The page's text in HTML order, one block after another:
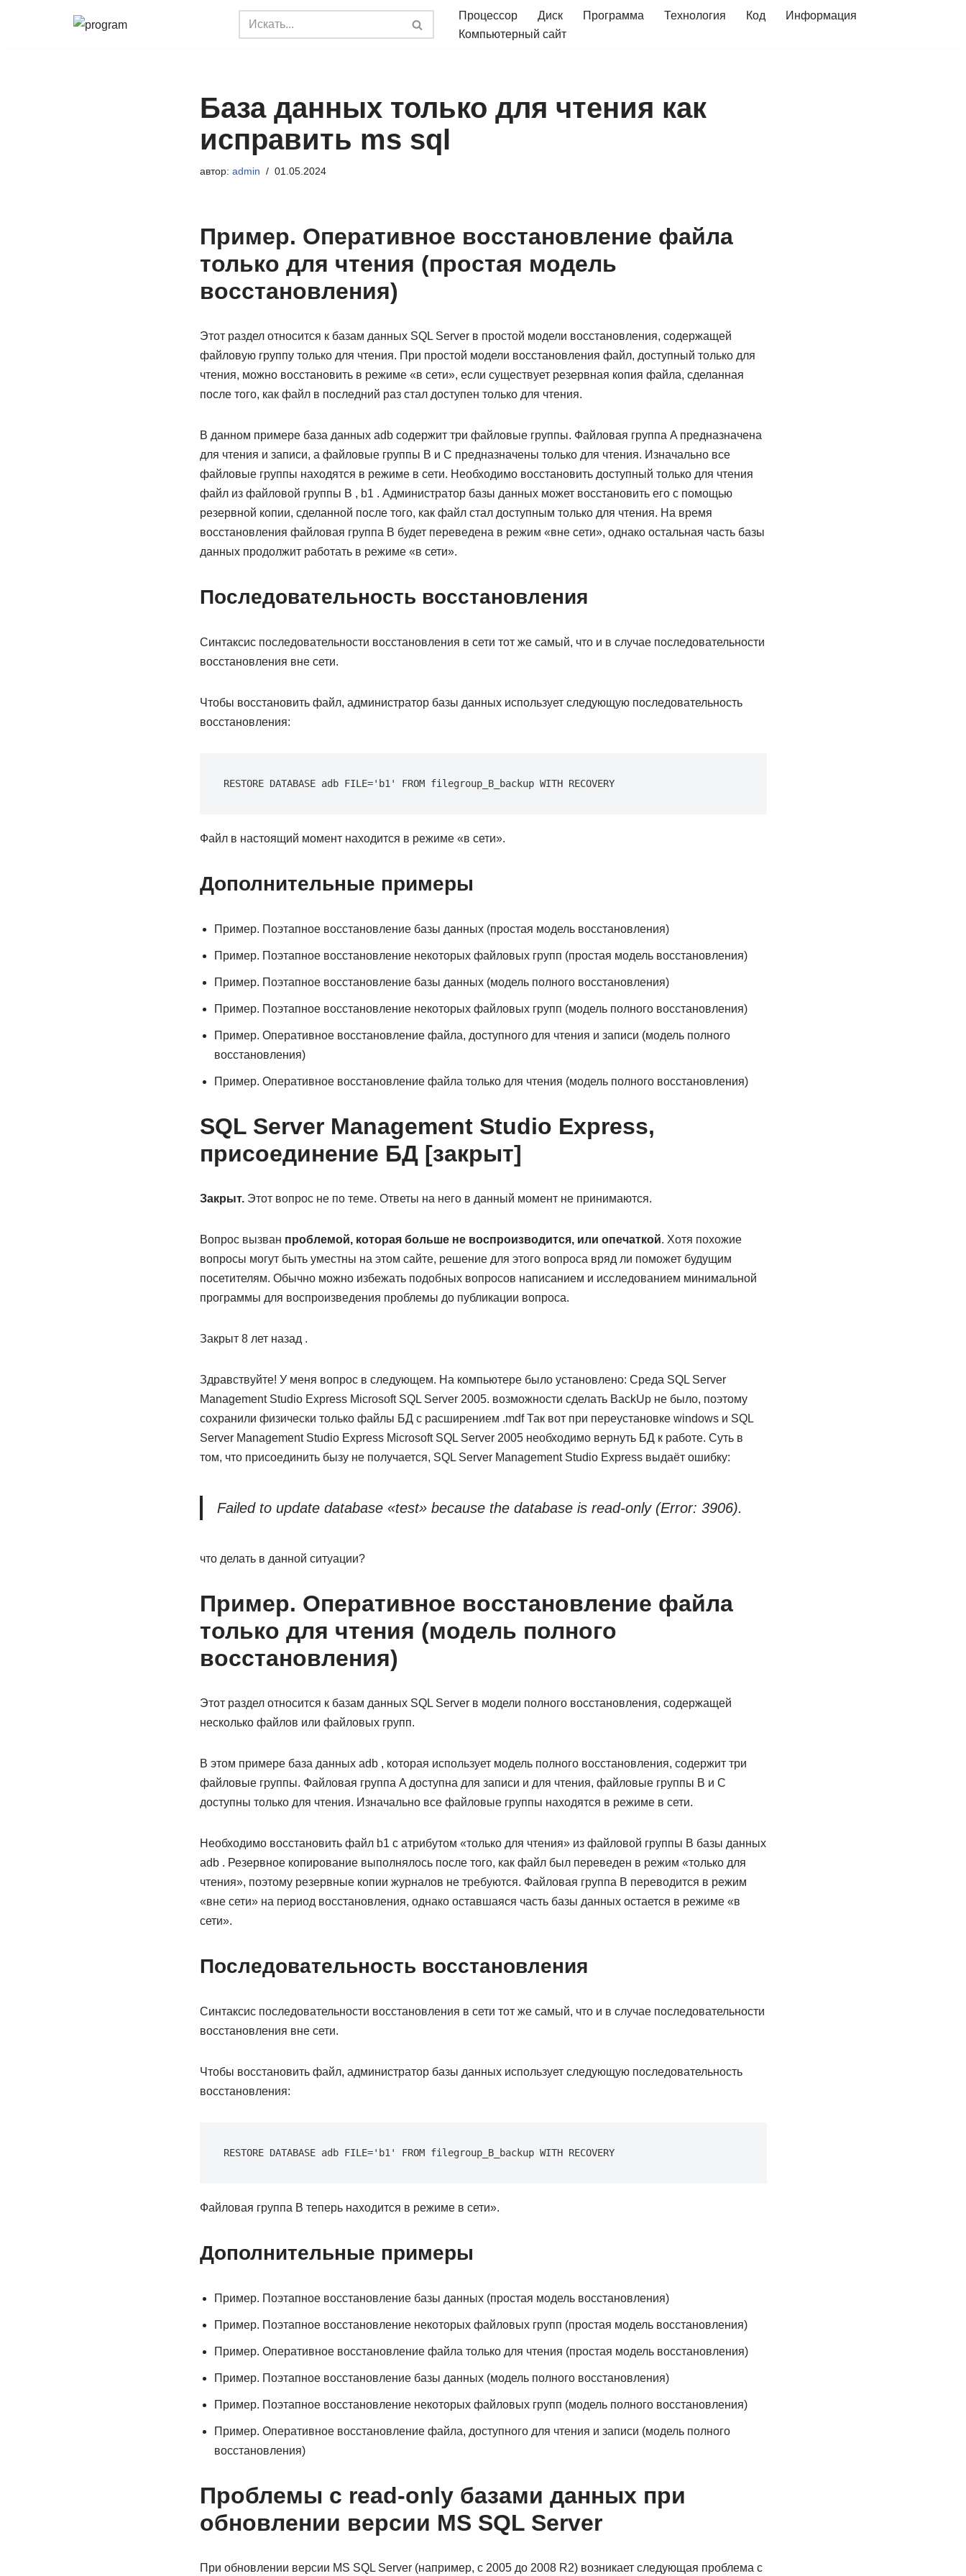
Процессор Диск Программа Технология Код
Информация
Компьютерный сайт
База данных только для чтения как
исправить ms sql
автор: admin 01.05.2024
Пример. Оперативное восстановление файла
только для чтения (простая модель
восстановления)
Этот раздел относится к базам данных SQL Server в простой модели восстановления, содержащей
файловую группу только для чтения. При простой модели восстановления файл, доступный только для
чтения, можно восстановить в режиме «в сети», если существует резервная копия файла, сделанная
после того, как файл в последний раз стал доступен только для чтения.
В данном примере база данных adb содержит три файловые группы. Файловая группа A предназначена
для чтения и записи, а файловые группы B и C предназначены только для чтения. Изначально все
файловые группы находятся в режиме в сети. Необходимо восстановить доступный только для чтения
файл из файловой группы B , b1 . Администратор базы данных может восстановить его с помощью
резервной копии, сделанной после того, как файл стал доступным только для чтения. На время
восстановления файловая группа B будет переведена в режим «вне сети», однако остальная часть базы
данных продолжит работать в режиме «в сети».
Последовательность восстановления
Синтаксис последовательности восстановления в сети тот же самый, что и в случае последовательности
восстановления вне сети.
Чтобы восстановить файл, администратор базы данных использует следующую последовательность
восстановления:
RESTORE DATABASE adb FILE='b1' FROM filegroup_B_backup WITH RECOVERY
Файл в настоящий момент находится в режиме «в сети».
Дополнительные примеры
Пример. Поэтапное восстановление базы данных (простая модель восстановления)
Пример. Поэтапное восстановление некоторых файловых групп (простая модель восстановления)
Пример. Поэтапное восстановление базы данных (модель полного восстановления)
Пример. Поэтапное восстановление некоторых файловых групп (модель полного восстановления)
Пример. Оперативное восстановление файла, доступного для чтения и записи (модель полного
восстановления)
Пример. Оперативное восстановление файла только для чтения (модель полного восстановления)
SQL Server Management Studio Express,
присоединение БД [закрыт]
Закрыт.Этот вопрос не по теме. Ответы на него в данный момент не принимаются.
Вопрос вызван проблемой, которая больше не воспроизводится, или опечаткой. Хотя похожие
вопросы могут быть уместны на этом сайте, решение для этого вопроса вряд ли поможет будущим
посетителям. Обычно можно избежать подобных вопросов написанием и исследованием минимальной
программы для воспроизведения проблемы до публикации вопроса.
Закрыт 8 лет назад .
Здравствуйте! У меня вопрос в следующем. На компьютере было установлено: Среда SQL Server
Management Studio Express Microsoft SQL Server 2005. возможности сделать BackUp не было, поэтому
сохранили физически только файлы БД с расширением .mdf Так вот при переустановке windows и SQL
Server Management Studio Express Microsoft SQL Server 2005 необходимо вернуть БД к работе. Суть в
том, что присоединить бызу не получается, SQL Server Management Studio Express выдаёт ошибку:
Failed to update database «test» because the database is read-only (Error: 3906).
что делать в данной ситуации?
Пример. Оперативное восстановление файла
только для чтения (модель полного
восстановления)
Этот раздел относится к базам данных SQL Server в модели полного восстановления, содержащей
несколько файлов или файловых групп.
В этом примере база данных adb , которая использует модель полного восстановления, содержит три
файловые группы. Файловая группа A доступна для записи и для чтения, файловые группы B и C
доступны только для чтения. Изначально все файловые группы находятся в режиме в сети.
Необходимо восстановить файл b1 с атрибутом «только для чтения» из файловой группы B базы данных
adb . Резервное копирование выполнялось после того, как файл был переведен в режим «только для
чтения», поэтому резервные копии журналов не требуются. Файловая группа B переводится в режим
«вне сети» на период восстановления, однако оставшаяся часть базы данных остается в режиме «в
сети».
Последовательность восстановления
Синтаксис последовательности восстановления в сети тот же самый, что и в случае последовательности
восстановления вне сети.
Чтобы восстановить файл, администратор базы данных использует следующую последовательность
восстановления:
RESTORE DATABASE adb FILE='b1' FROM filegroup_B_backup WITH RECOVERY
Файловая группа B теперь находится в режиме в сети».
Дополнительные примеры
Пример. Поэтапное восстановление базы данных (простая модель восстановления)
Пример. Поэтапное восстановление некоторых файловых групп (простая модель восстановления)
Пример. Оперативное восстановление файла только для чтения (простая модель восстановления)
Пример. Поэтапное восстановление базы данных (модель полного восстановления)
Пример. Поэтапное восстановление некоторых файловых групп (модель полного восстановления)
Пример. Оперативное восстановление файла, доступного для чтения и записи (модель полного
восстановления)
Проблемы с read-only базами данных при
обновлении версии MS SQL Server
При обновлении версии MS SQL Server (например, с 2005 до 2008 R2) возникает следующая проблема с